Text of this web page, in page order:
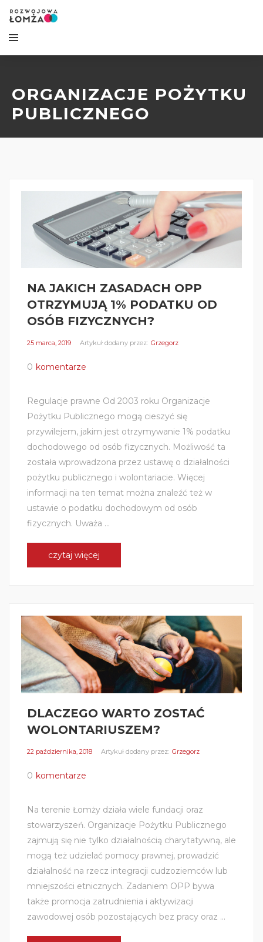
ORGANIZACJE POŻYTKU
PUBLICZNEGO
NA JAKICH ZASADACH OPP
OTRZYMUJĄ 1% PODATKU OD
OSÓB FIZYCZNYCH?
25 marca, 2019 Artykuł dodany przez: Grzegorz
0 komentarze
Regulacje prawne Od 2003 roku Organizacje
Pożytku Publicznego mogą cieszyć się
przywilejem, jakim jest otrzymywanie 1% podatku
dochodowego od osób fizycznych. Możliwość ta
została wprowadzona przez ustawę o działalności
pożytku publicznego i wolontariacie. Więcej
informacji na ten temat można znaleźć też w
ustawie o podatku dochodowym od osób
fizycznych. Uważa ...
czytaj więcej
DLACZEGO WARTO ZOSTAĆ
WOLONTARIUSZEM?
22 października, 2018 Artykuł dodany przez: Grzegorz
0 komentarze
Na terenie Łomży działa wiele fundacji oraz
stowarzyszeń. Organizacje Pożytku Publicznego
zajmują się nie tylko działalnością charytatywną, ale
mogą też udzielać pomocy prawnej, prowadzić
działalność na rzecz integracji cudzoziemców lub
mniejszości etnicznych. Zadaniem OPP bywa
także promocja zatrudnienia i aktywizacji
zawodowej osób pozostających bez pracy oraz ...